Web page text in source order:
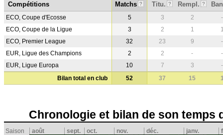
Compétitions Matchs ? Titu. ? Rempl. ?
ECO, Coupe d'Ecosse 5 3 2
-
ECO, Coupe de la Ligue
3 2 1
ECO, Premier League
32 23 9
-
EUR, Ligue des Champions
2 2 -
-
EUR, Ligue Europa
10 7 3
-
Bilan total en club
52 37 15
Chronologie et bilan de son temps
Saison août sept. oct. nov. déc. janv.